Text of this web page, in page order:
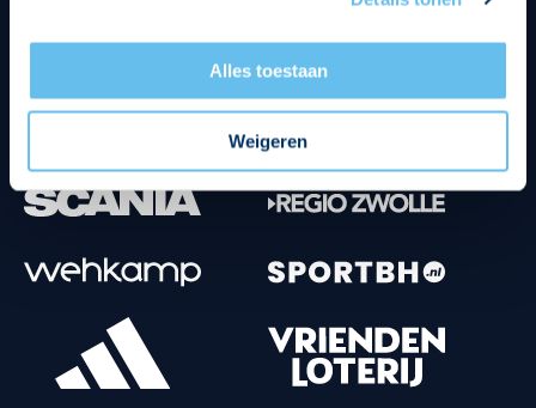
Alles toestaan
Weigeren